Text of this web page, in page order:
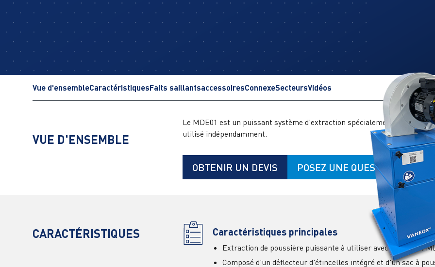
Vue d'ensembleCaractéristiquesFaits saillantsaccessoiresConnexeSecteursVidéos
VUE D'ENSEMBLE
Le MDE01 est un puissant système d'extraction spécialement conçu
utilisé indépendamment.
OBTENIR UN DEVIS POSEZ UNE QUESTION
CARACTÉRISTIQUES Caractéristiques principales
Extraction de poussière puissante à utiliser avec MBG01 et
Composé d'un déflecteur d'étincelles intégré et d'un sac à